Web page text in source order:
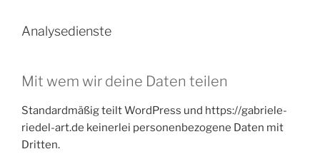
Analysedienste
Mit wem wir deine Daten teilen
Standardmäßig teilt WordPress und https://gabriele-
riedel-art.de keinerlei personenbezogene Daten mit
Dritten.